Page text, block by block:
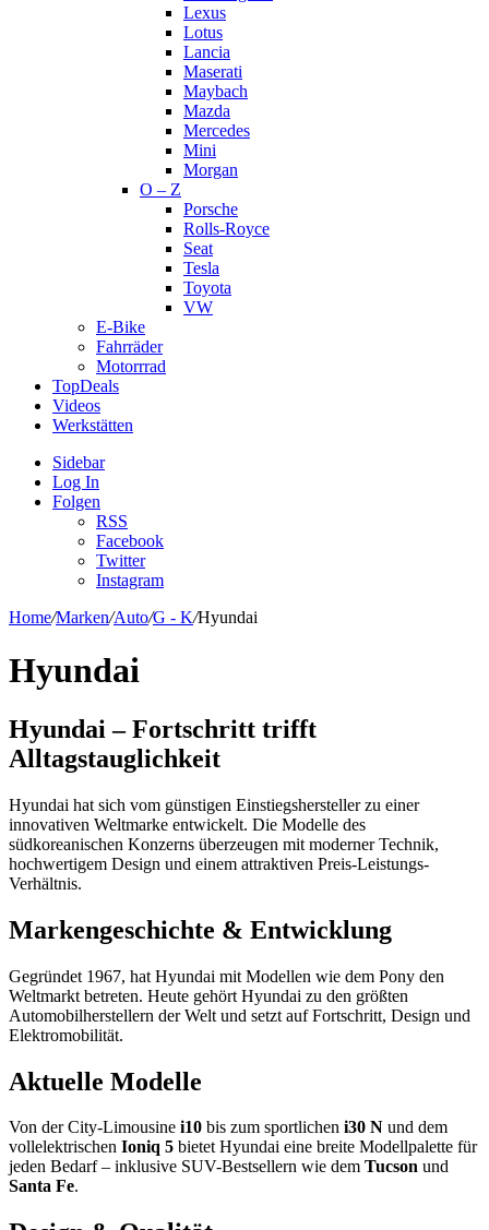
Lexus
Lotus
Lancia
Maserati
Maybach
Mazda
Mercedes
Mini
Morgan
O – Z
Porsche
Rolls-Royce
Seat
Tesla
Toyota
VW
E-Bike
Fahrräder
Motorrrad
TopDeals
Videos
Werkstätten
Sidebar
Log In
Folgen
RSS
Facebook
Twitter
Instagram
Home/Marken/Auto/G - K/Hyundai
Hyundai
Hyundai – Fortschritt trifft
Alltagstauglichkeit
Hyundai hat sich vom günstigen Einstiegshersteller zu einer
innovativen Weltmarke entwickelt. Die Modelle des
südkoreanischen Konzerns überzeugen mit moderner Technik,
hochwertigem Design und einem attraktiven Preis-Leistungs-
Verhältnis.
Markengeschichte & Entwicklung
Gegründet 1967, hat Hyundai mit Modellen wie dem Pony den
Weltmarkt betreten. Heute gehört Hyundai zu den größten
Automobilherstellern der Welt und setzt auf Fortschritt, Design und
Elektromobilität.
Aktuelle Modelle
Von der City-Limousine i10 bis zum sportlichen i30 N und dem
vollelektrischen Ioniq 5 bietet Hyundai eine breite Modellpalette für
jeden Bedarf – inklusive SUV-Bestsellern wie dem Tucson und
Santa Fe.